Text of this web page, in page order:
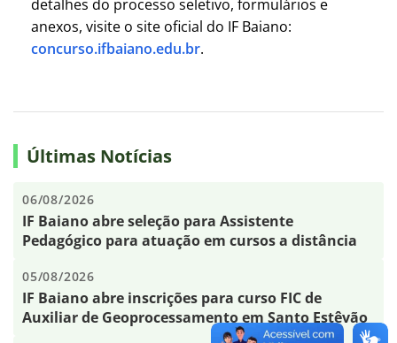
detalhes do processo seletivo, formulários e
anexos, visite o site oficial do IF Baiano:
concurso.ifbaiano.edu.br.
Últimas Notícias
06/08/2026
IF Baiano abre seleção para Assistente
Pedagógico para atuação em cursos a distância
05/08/2026
IF Baiano abre inscrições para curso FIC de
Auxiliar de Geoprocessamento em Santo Estêvão